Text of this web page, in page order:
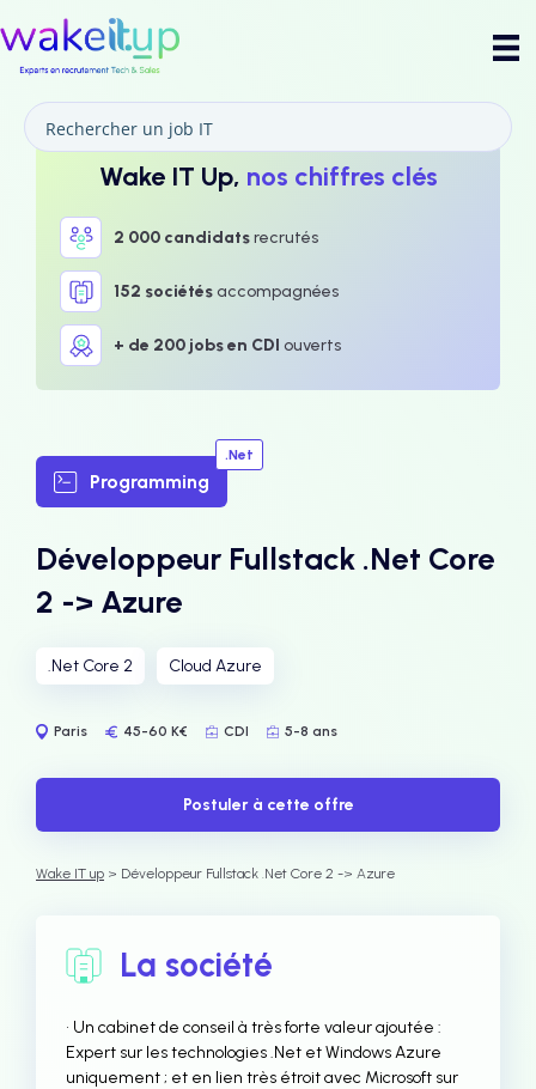
Wake IT Up, nos chiffres clés
2 000 candidatsrecrutés
152 sociétésaccompagnées
+ de 200 jobs en CDI ouverts
Programming
.Net
Développeur Fullstack .Net Core
2 -> Azure
.Net Core 2 Cloud Azure
Paris 45-60 K€ CDI 5-8 ans
Postuler à cette offre
Wake IT up > Développeur Fullstack .Net Core 2 -> Azure
La société
• Un cabinet de conseil à très forte valeur ajoutée :
Expert sur les technologies .Net et Windows Azure
uniquement ; et en lien très étroit avec Microsoft sur